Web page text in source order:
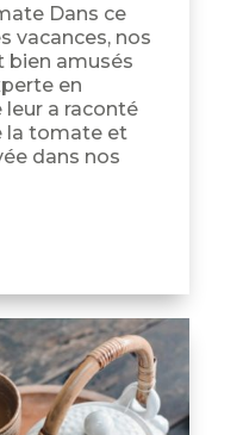
Dans ce
vacances, nos
bien amusés
en
leur a raconté
la tomate et
dans nos